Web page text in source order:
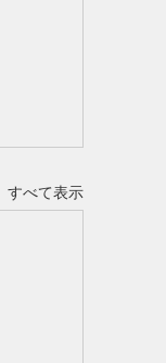
すべて表示